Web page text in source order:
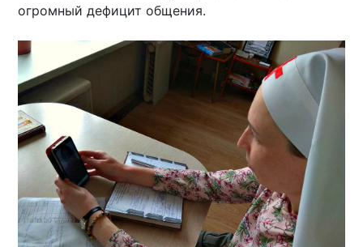
огромный дефицит общения.